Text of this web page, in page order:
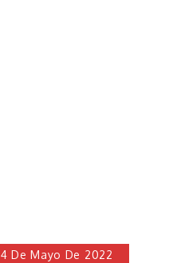
4 De Mayo De 2022